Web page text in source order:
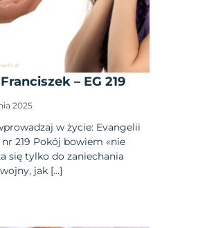
– EG 219
2025
w życie: Evangelii
219 Pokój bowiem «nie
się tylko do zaniechania
jak […]